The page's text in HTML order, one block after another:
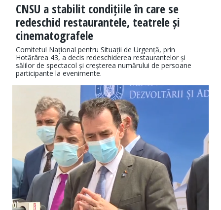
CNSU a stabilit condițiile în care se
redeschid restaurantele, teatrele și
cinematografele
Comitetul Național pentru Situații de Urgență, prin
Hotărârea 43, a decis redeschiderea restaurantelor și
sălilor de spectacol și creșterea numărului de persoane
participante la evenimente.